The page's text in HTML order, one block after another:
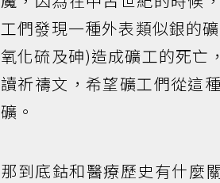
工們發現一種外表類似銀的
氧化硫及砷)造成礦工的死亡
讀祈禱文，希望礦工們從這
礦。
那到底鈷和醫療歷史有什麼